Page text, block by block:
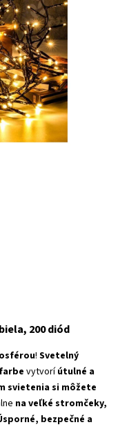
200 diód
! Svetelný
vytvoríútulné a
svietenia si môžete
na veľké stromčeky,
bezpečné a